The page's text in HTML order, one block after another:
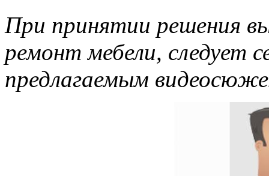
При принятии решения
ремонт мебели, следует
предлагаемым